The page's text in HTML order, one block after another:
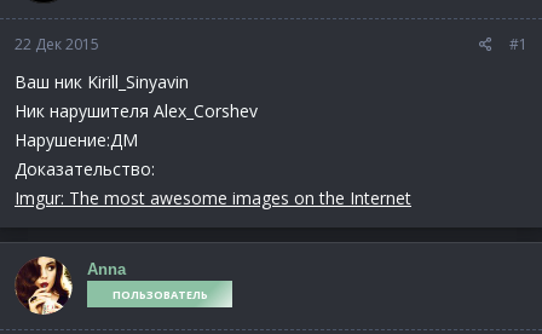
22 Дек 2015 #1
Ваш ник Kirill_Sinyavin
Ник нарушителя Alex_Corshev
Нарушение:ДМ
Доказательство:
Imgur: The most awesome images on the Internet
Anna
ПОЛЬЗОВАТЕЛЬ